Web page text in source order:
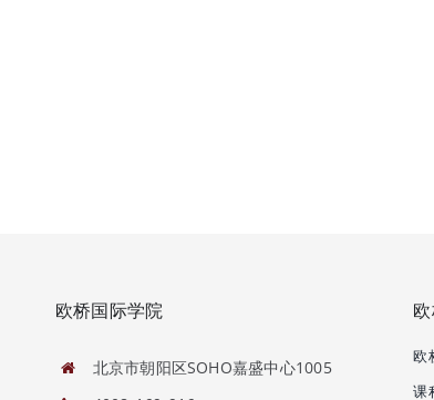
欧桥国际学院
北京市朝阳区SOHO嘉盛中心1005
欧
课